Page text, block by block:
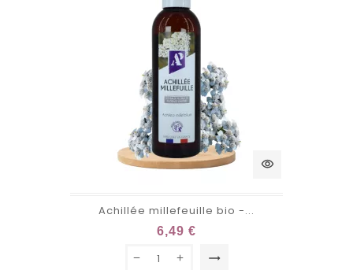
visibility
Achillée millefeuille bio -...
6,49 €
trending_flat